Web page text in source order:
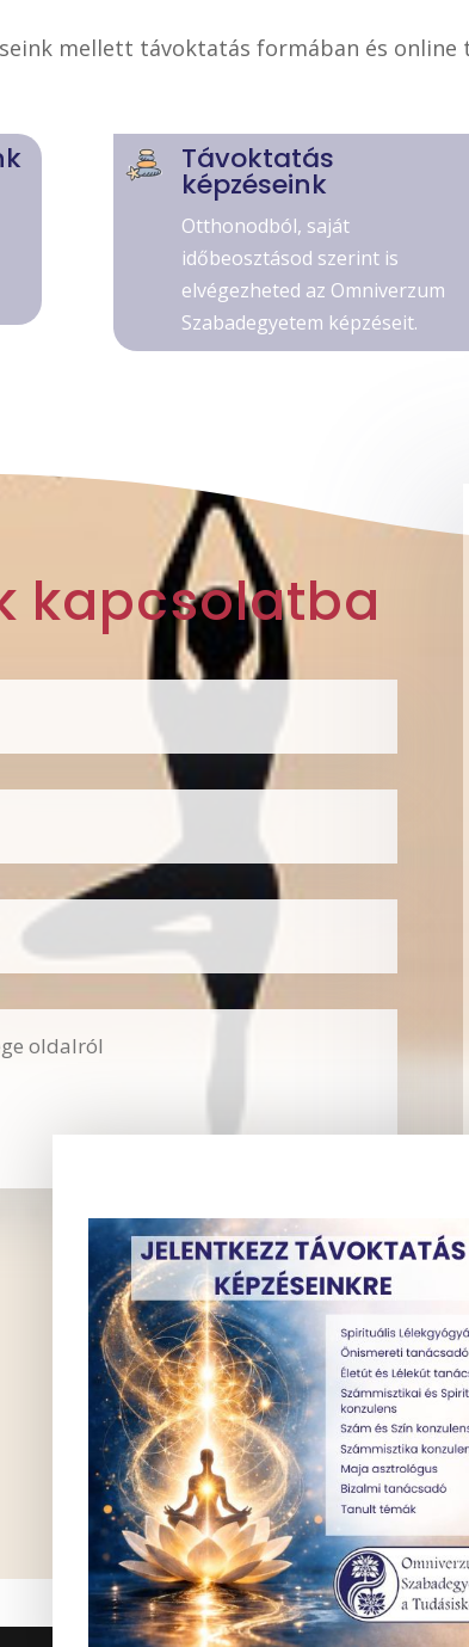
mellett távoktatás formában és
Távoktatás
képzéseink
Otthonodból, saját
időbeosztásod szerint is
elvégezheted az Omniverzum
Szabadegyetem képzéseit.
kapcsolatba
1 + 7= Küldés